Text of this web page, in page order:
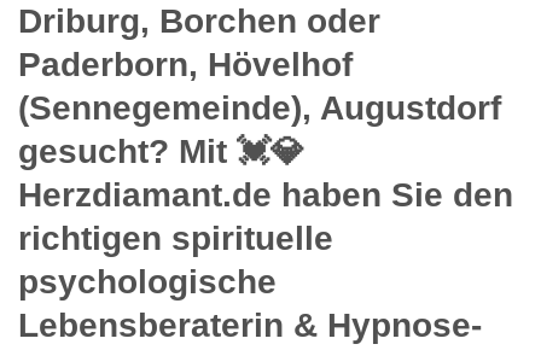
Driburg, Borchen oder
Paderborn, Hövelhof
(Sennegemeinde), Augustdorf
gesucht? Mit 💓️💎
Herzdiamant.de haben Sie den
richtigen spirituelle
psychologische
Lebensberaterin & Hypnose-